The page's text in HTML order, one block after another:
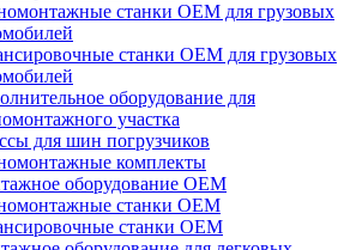
станки ОЕМ для грузовых
станки ОЕМ для грузовых
оборудование для
участка
для шин погрузчиков
комплекты
оборудование ОЕМ
станки ОЕМ
станки ОЕМ